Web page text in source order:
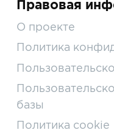
Правовая
О проекте
Политика
базы
Политика cookie